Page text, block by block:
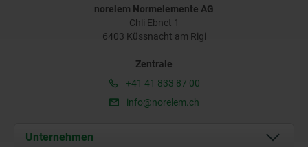
norelem Normelemente AG
Chli Ebnet 1
6403 Küssnacht am Rigi
Zentrale
+41 41 833 87 00
info@norelem.ch
Unternehmen